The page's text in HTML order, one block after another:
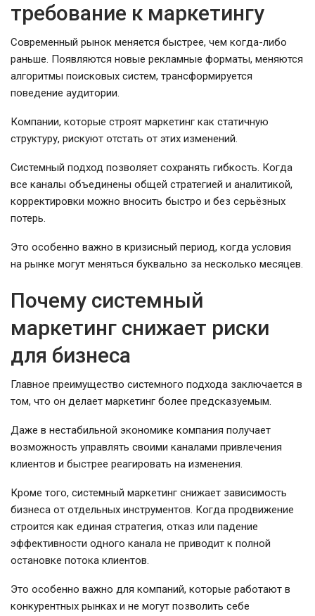
требование к маркетингу
Современный рынок меняется быстрее, чем когда-либо
раньше. Появляются новые рекламные форматы, меняются
алгоритмы поисковых систем, трансформируется
поведение аудитории.
Компании, которые строят маркетинг как статичную
структуру, рискуют отстать от этих изменений.
Системный подход позволяет сохранять гибкость. Когда
все каналы объединены общей стратегией и аналитикой,
корректировки можно вносить быстро и без серьёзных
потерь.
Это особенно важно в кризисный период, когда условия
на рынке могут меняться буквально за несколько месяцев.
Почему системный
маркетинг снижает риски
для бизнеса
Главное преимущество системного подхода заключается в
том, что он делает маркетинг более предсказуемым.
Даже в нестабильной экономике компания получает
возможность управлять своими каналами привлечения
клиентов и быстрее реагировать на изменения.
Кроме того, системный маркетинг снижает зависимость
бизнеса от отдельных инструментов. Когда продвижение
строится как единая стратегия, отказ или падение
эффективности одного канала не приводит к полной
остановке потока клиентов.
Это особенно важно для компаний, которые работают в
конкурентных рынках и не могут позволить себе